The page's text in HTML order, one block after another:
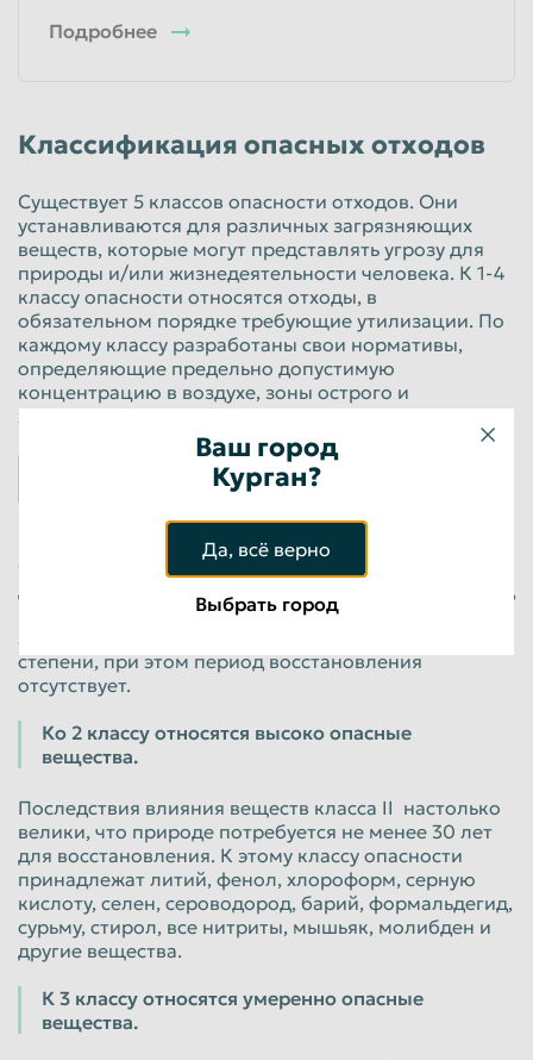
Подробнее
Классификация опасных отходов
Существует 5 классов опасности отходов. Они
устанавливаются для различных загрязняющих
веществ, которые могут представлять угрозу для
природы и/или жизнедеятельности человека. К 1-4
классу опасности относятся отходы, в
обязательном порядке требующие утилизации. По
каждому классу разработаны свои нормативы,
определяющие предельно допустимую
концентрацию в воздухе, зоны острого и
хронического воздействия.
К 1 классу относятся вещества чрезвычайно
высокой опасности.
К этому классу опасности относят полоний,
бензапирен, фтороводород, соли свинца, таллий,
диэтилртуть, плутоний, теллур, озон, циановодород
и другие вещества. После их воздействия
экологическая система нарушается в наибольшей
степени, при этом период восстановления
отсутствует.
Ко 2 классу относятся высоко опасные
вещества.
Последствия влияния веществ класса II настолько
велики, что природе потребуется не менее 30 лет
для восстановления. К этому классу опасности
принадлежат литий, фенол, хлороформ, серную
кислоту, селен, сероводород, барий, формальдегид,
сурьму, стирол, все нитриты, мышьяк, молибден и
другие вещества.
К 3 классу относятся умеренно опасные
вещества.
Ваш город
Курган?
Да, всё верно
Выбрать город